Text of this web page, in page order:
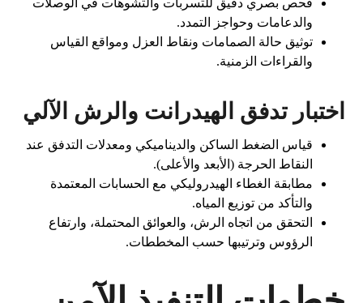
فحص بصري دقيق للتسربات والتشوهات في الوصلات
والدعامات وحواجز التمدد.
توثيق حالة الصمامات ونقاط العزل ومواقع القياس
والقراءات الزمنية.
اختبار تدفق الهيدرانت والرش الآلي
قياس الضغط الساكن والديناميكي ومعدلات التدفق عند
النقاط الحرجة (الأبعد والأعلى).
مطابقة الغطاء الهيدروليكي مع الحسابات المعتمدة
والتأكد من توزيع المياه.
التحقق من اتجاه الرش، والعوائق المحتملة، وارتفاع
الرؤوس وترتيبها حسب المخططات.